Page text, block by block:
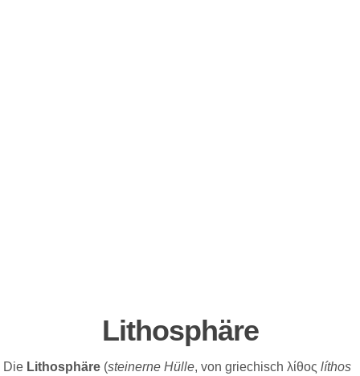
Lithosphäre
Die Lithosphäre (steinerne Hülle, vongriechisch λίθος líthos